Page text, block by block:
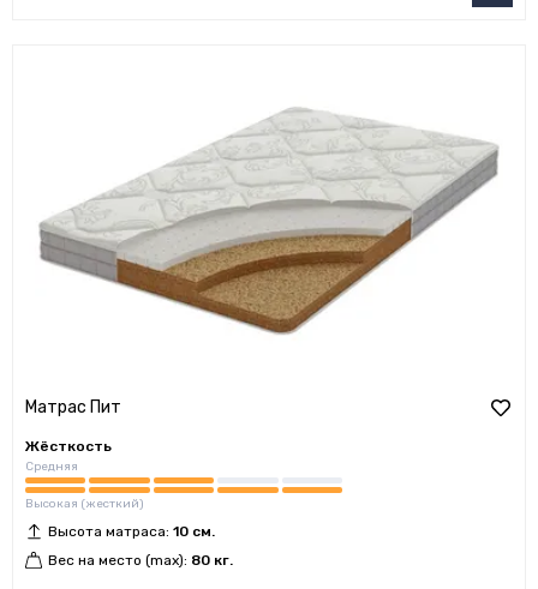
Матрас Пит
Жёсткость
Средняя
Высокая (жесткий)
Высота матраса: 10 см.
Вес на место (max): 80 кг.